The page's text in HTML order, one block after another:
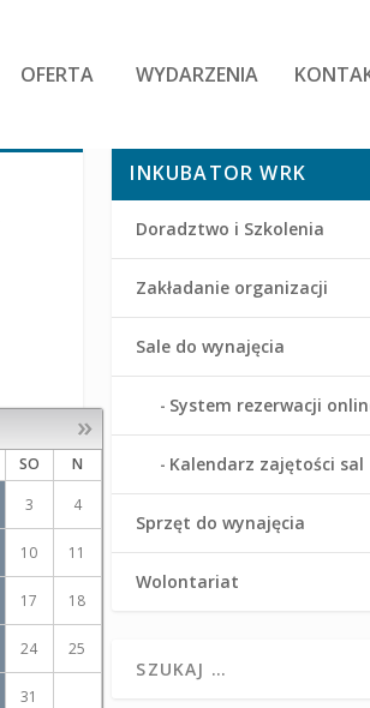
OFERTA WYDARZENIA
»
SO
N
3 4
10 11
17 18
24 25
31
INKUBATOR WRK
Doradztwo i Szkolenia
Zakładanie organizacji
Sale do wynajęcia
System rezerwacji
Kalendarz zajętości sal
Sprzęt do wynajęcia
Wolontariat